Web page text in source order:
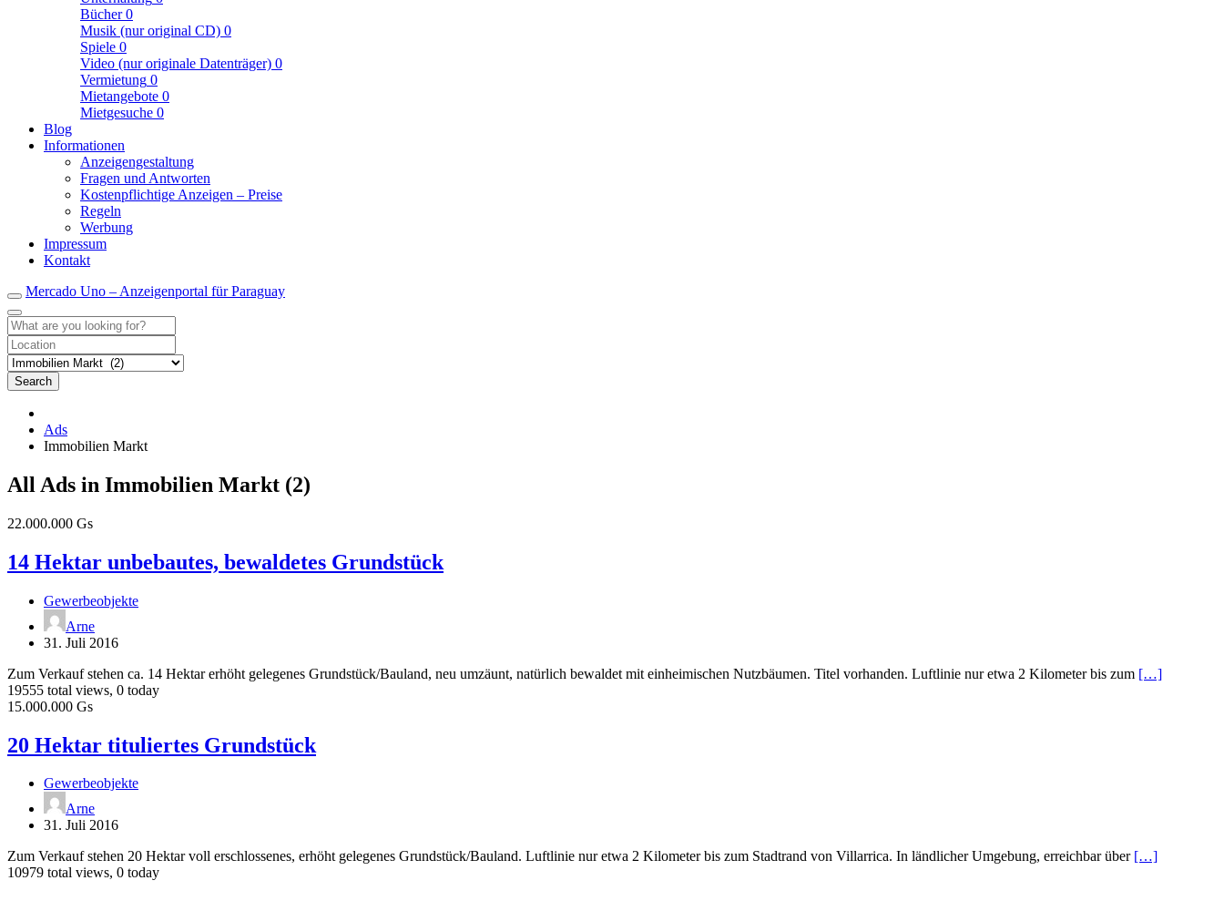
Bücher0
Musik (nur original CD) 0
Spiele 0
Video (nur originale Datenträger) 0
Vermietung 0
Mietangebote 0
Mietgesuche 0
Blog
Informationen
Anzeigengestaltung
Fragen und Antworten
Kostenpflichtige Anzeigen – Preise
Regeln
Werbung
Impressum
Kontakt
Mercado Uno – Anzeigenportal für Paraguay
Search
Ads
Immobilien Markt
RSS
Feed
ad
Immobilien
Markt
All Ads in Immobilien Markt (2)
14
unbebautes,
bewaldetes
22.000.000 Gs
14 Hektar unbebautes, bewaldetes Grundstück
Gewerbeobjekte
Arne
31. Juli 2016
Zum Verkauf stehen ca. 14 Hektar erhöht gelegenes Grundstück/Bauland, neu umzäunt, natürlich bewaldet mit einheimischen Nutzbäumen. Titel vorhanden. Luftlinie nur etwa 2 Kilometer bis zum […]
19555 total views, 0 today
20
tituliertes
Grundstück
15.000.000 Gs
20 Hektar tituliertes Grundstück
Gewerbeobjekte
Arne
31. Juli 2016
Zum Verkauf stehen 20 Hektar voll erschlossenes, erhöht gelegenes Grundstück/Bauland. Luftlinie nur etwa 2 Kilometer bis zum Stadtrand von Villarrica. In ländlicher Umgebung, erreichbar über […]
10979 total views, 0 today